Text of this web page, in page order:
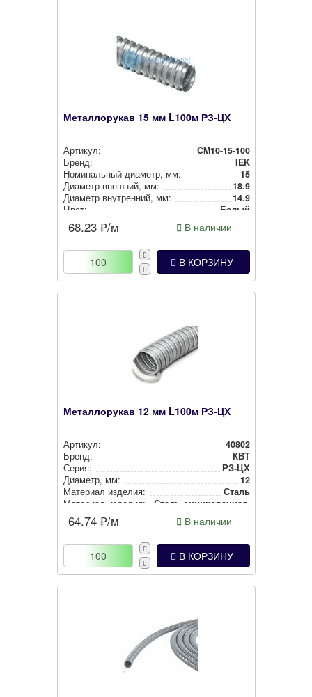
Металлорукав 15 мм L100м РЗ-ЦХ
Артикул:
CM10-15-100
Бренд:
IEK
Номи­наль­ный диаметр, мм:
15
Диаметр внешний, мм:
18.9
Диаметр внут­рен­ний, мм:
14.9
Цвет:
Белый
68.23 ₽/м В наличии
В КОРЗИНУ
Металлорукав 12 мм L100м РЗ-ЦХ
Артикул:
40802
Бренд:
КВТ
Серия:
РЗ-ЦХ
Диаметр, мм:
12
Материал изделия:
Сталь
Материал изделия:
Сталь оцин­ко­ван­ная окрашенная
Тип изделия:
Степень защиты:
64.74 ₽/м В наличии
В КОРЗИНУ